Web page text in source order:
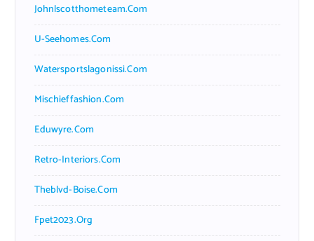
Johnlscotthometeam.com
U-Seehomes.com
Watersportslagonissi.com
Mischieffashion.com
Eduwyre.com
Retro-Interiors.com
Theblvd-Boise.com
Fpet2023.org